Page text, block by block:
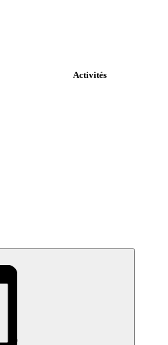
Activités